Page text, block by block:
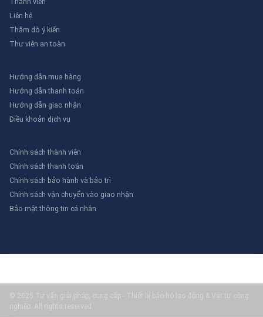
Liên hệ
Thăm dò ý kiến
Thư viên an toàn
Hướng dẫn mua hàng
Hướng dẫn thanh toán
Hướng dẫn giao nhận
Điều khoản dịch vụ
Chính sách thành viên
Chính sách thanh toán
Chính sách bảo hành và bảo trì
Chính sách vận chuyển vào giao nhận
Bảo mật thông tin cá nhân
© 2025 Tư vấn giải pháp, cung cấp - Thiết bị bảo hộ lao động & Vật tư công
nghiệp. All rights reserved.